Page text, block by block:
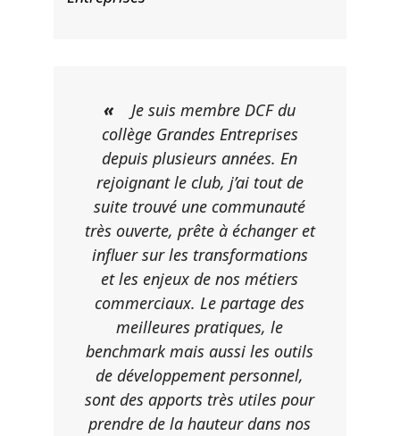
«
Je suis membre DCF du
collège Grandes Entreprises
depuis plusieurs années. En
rejoignant le club, j’ai tout de
suite trouvé une communauté
très ouverte, prête à échanger et
influer sur les transformations
et les enjeux de nos métiers
commerciaux. Le partage des
meilleures pratiques, le
benchmark mais aussi les outils
de développement personnel,
sont des apports très utiles pour
prendre de la hauteur dans nos